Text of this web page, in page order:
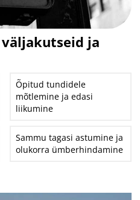
ja
Õpitud tundidele
mõtlemine ja edasi
liikumine
Sammu tagasi astumine ja
olukorra ümberhindamine